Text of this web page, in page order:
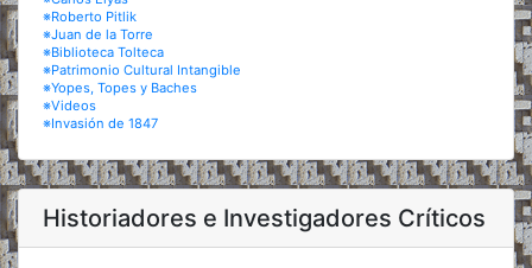
※Roberto Pitlik
※Juan de la Torre
※Biblioteca Tolteca
※Patrimonio Cultural Intangible
※Yopes, Topes y Baches
※Videos
※Invasión de 1847
Historiadores e Investigadores Críticos